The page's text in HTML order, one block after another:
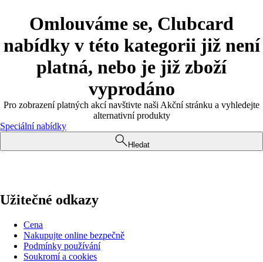
Omlouváme se, Clubcard
nabídky v této kategorii již není
platná, nebo je již zboží
vyprodáno
Pro zobrazení platných akcí navštivte naši Akční stránku a vyhledejte
alternativní produkty
Speciální nabídky
Hledat
Užitečné odkazy
Cena
Nakupujte online bezpečně
Podmínky používání
Soukromí a cookies